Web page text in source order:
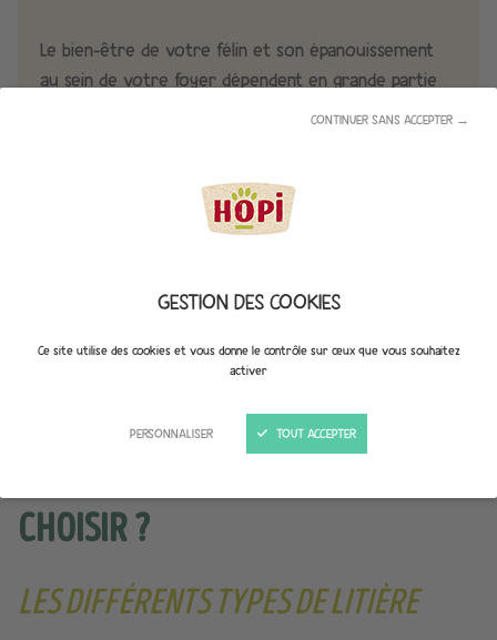
GESTION DES COOKIES
Ce site utilise des cookies et vous donne le contrôle sur ceux que vous souhaitez
activer
PERSONNALISER
CONTINUER SANS ACCEPTER →
TOUT ACCEPTER
Le bien-être de votre félin et son épanouissement
au sein de votre foyer dépendent en grande partie
de vos choix en matière de litière. Agglomérante,
pour un animal heureux. Mais ce n’est pas tout,
l’emplacement et l’entretien de la
et l’intimité de votre matou. On vous dit tout !
CHOISIR ?
LES DIFFÉRENTS TYPES DE LITIÈRE